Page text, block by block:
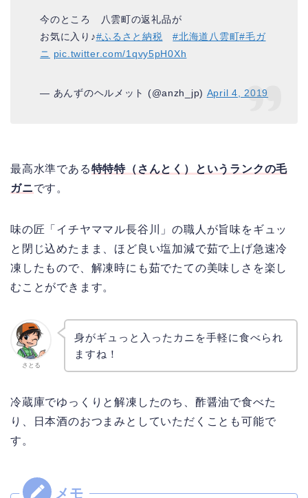
今のところ 八雲町の返礼品が
お気に入り♪#ふるさと納税 #北海道八雲町#毛ガ
ニ pic.twitter.com/1qvy5pH0Xh
— あんずのヘルメット (@anzh_jp) April 4, 2019
最高水準である特特特（さんとく）というランクの毛
ガニです。
味の匠「イチヤママル長谷川」の職人が旨味をギュッ
と閉じ込めたまま、ほど良い塩加減で茹で上げ急速冷
凍したもので、解凍時にも茹でたての美味しさを楽し
むことができます。
さとる
身がギュっと入ったカニを手軽に食べられ
ますね！
冷蔵庫でゆっくりと解凍したのち、酢醤油で食べた
り、日本酒のおつまみとしていただくことも可能で
す。